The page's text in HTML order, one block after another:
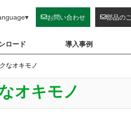
▾ お問い合わせ 部品の
ロード 導入事例
なオキモノ
オキモノ